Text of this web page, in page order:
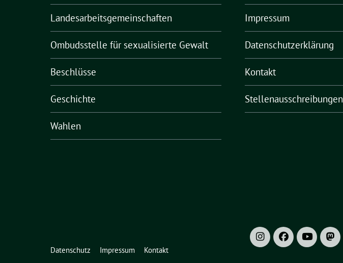
Landesarbeitsgemeinschaften
Ombudsstelle für sexualisierte Gewalt
Beschlüsse
Geschichte
Wahlen
Impressum
Datenschutzerklärung
Kontakt
Stellenausschreibungen
Datenschutz Impressum Kontakt